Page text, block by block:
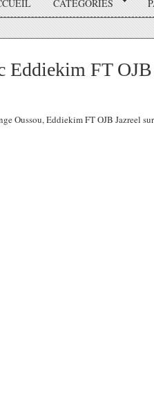
CATÉGORIES
Eddiekim FT OJB
Oussou, Eddiekim FT OJB Jazreel